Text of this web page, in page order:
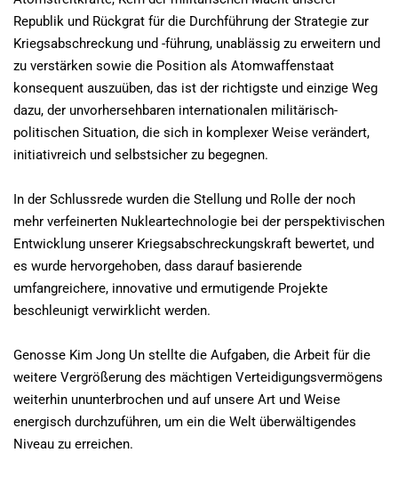
Republik und Rückgrat für die Durchführung der Strategie zur
Kriegsabschreckung und -führung, unablässig zu erweitern und
zu verstärken sowie die Position als Atomwaffenstaat
konsequent auszuüben, das ist der richtigste und einzige Weg
dazu, der unvorhersehbaren internationalen militärisch-
politischen Situation, die sich in komplexer Weise verändert,
initiativreich und selbstsicher zu begegnen.
In der Schlussrede wurden die Stellung und Rolle der noch
mehr verfeinerten Nukleartechnologie bei der perspektivischen
Entwicklung unserer Kriegsabschreckungskraft bewertet, und
es wurde hervorgehoben, dass darauf basierende
umfangreichere, innovative und ermutigende Projekte
beschleunigt verwirklicht werden.
Genosse Kim Jong Un stellte die Aufgaben, die Arbeit für die
weitere Vergrößerung des mächtigen Verteidigungsvermögens
weiterhin ununterbrochen und auf unsere Art und Weise
energisch durchzuführen, um ein die Welt überwältigendes
Niveau zu erreichen.